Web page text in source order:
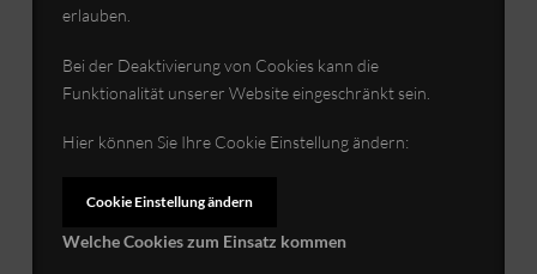
erlauben.
Bei der Deaktivierung von Cookies kann die
Funktionalität unserer Website eingeschränkt sein.
Hier können Sie Ihre Cookie Einstellung ändern:
Cookie Einstellung ändern
Welche Cookies zum Einsatz kommen